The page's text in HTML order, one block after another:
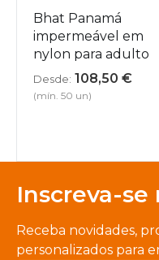
Bhat Panamá
impermeável em
nylon para adulto
Desde: 108,50 €
(mín. 50 un)
Inscreva-
Receba novidades,
personalizados para